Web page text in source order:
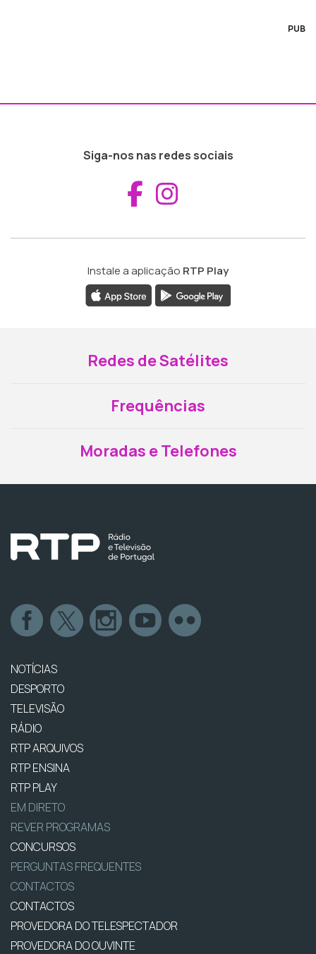
PUB
Siga-nos nas redes sociais
Aceder ao
Instale a aplicação RTP Play
Redes de Satélites
Frequências
Moradas e Telefones
NOTÍCIAS
DESPORTO
TELEVISÃO
RÁDIO
RTP ARQUIVOS
RTP ENSINA
RTP PLAY
EM DIRETO
REVER PROGRAMAS
CONCURSOS
PERGUNTAS FREQUENTES
CONTACTOS
CONTACTOS
PROVEDORA DO TELESPECTADOR
PROVEDORA DO OUVINTE